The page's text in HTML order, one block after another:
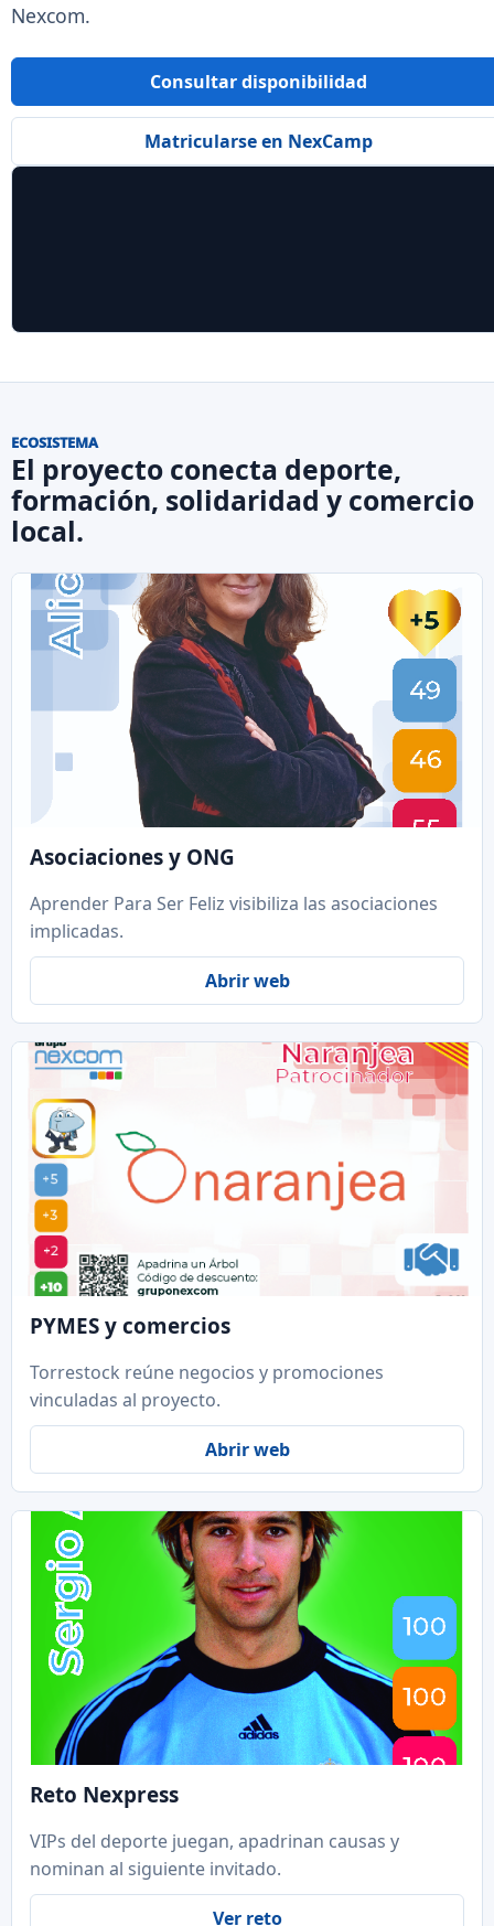
Nexcom.
Consultar disponibilidad
Matricularse en NexCamp
ECOSISTEMA
El proyecto conecta deporte,
formación, solidaridad y comercio
local.
Asociaciones y ONG
Aprender Para Ser Feliz visibiliza las asociaciones
implicadas.
Abrir web
PYMES y comercios
Torrestock reúne negocios y promociones
vinculadas al proyecto.
Abrir web
Reto Nexpress
VIPs del deporte juegan, apadrinan causas y
nominan al siguiente invitado.
Ver reto